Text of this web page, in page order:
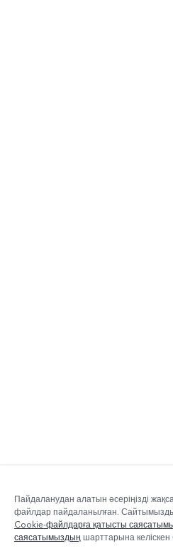
Пайдаланудан алатын әсеріңізді
файлдар пайдаланылған. Сайтымызды
Cookie-файлдарға қатысты
саясатымыздыңшарттарына келіскен